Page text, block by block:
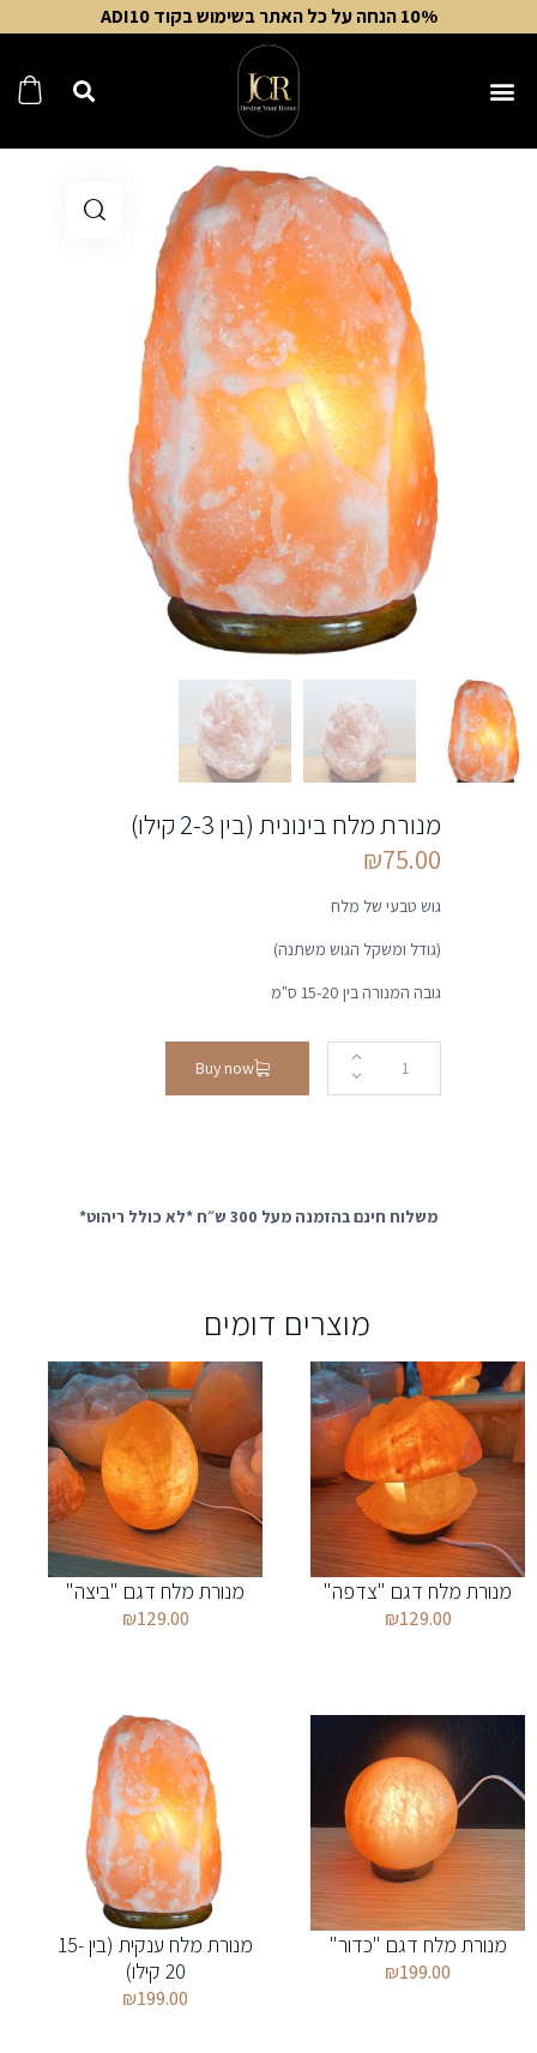
10% הנחה על כל האתר בשימוש בקוד ADI10
מנורת מלח בינונית (בין 2-3 קילו)
₪75.00
גוש טבעי של מלח
(גודל ומשקל הגוש משתנה)
גובה המנורה בין 15-20 ס"מ
Buy now
משלוח חינם בהזמנה מעל 300 ש״ח *לא כולל ריהוט*
מוצרים דומים
מנורת מלח דגם "צדפה"
₪129.00
מנורת מלח דגם "ביצה"
₪129.00
מנורת מלח דגם "כדור"
₪199.00
מנורת מלח ענקית (בין 15-
20 קילו)
₪199.00